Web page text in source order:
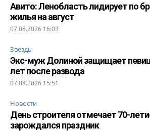
Авито: Ленобласть лидирует по
жилья на август
07.08.2026 16:03
Звезды
Экс-муж Долиной защищает
лет после развода
07.08.2026 15:51
Новости
День строителя отмечает 70-
зарождался праздник